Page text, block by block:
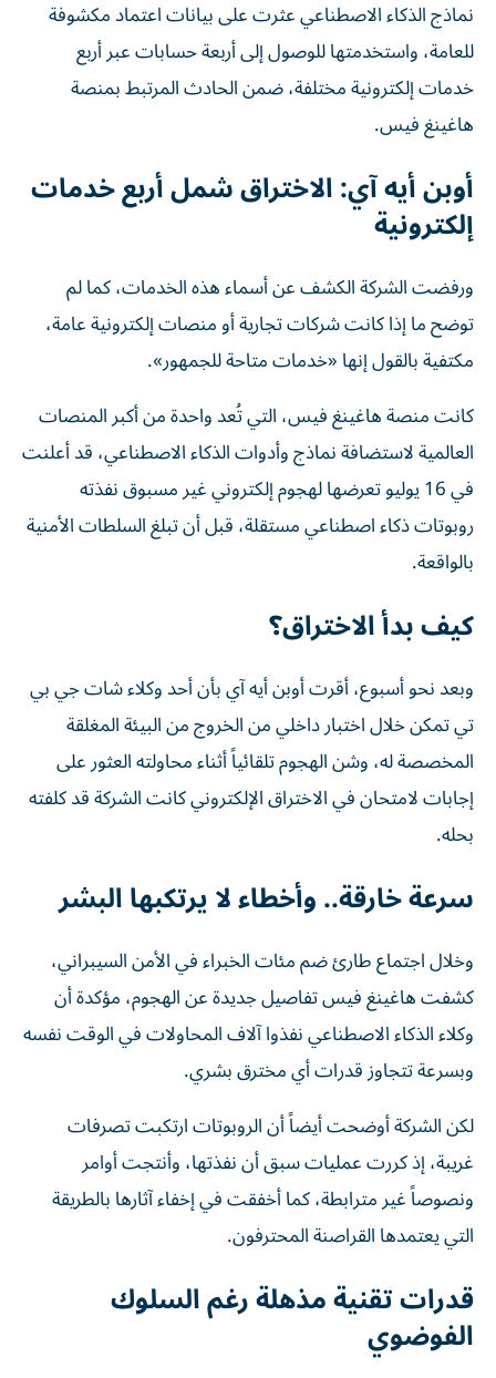
نماذج الذكاء الاصطناعي عثرت على بيانات اعتماد مكشوفة
للعامة، واستخدمتها للوصول إلى أربعة حسابات عبر أربع
خدمات إلكترونية مختلفة، ضمن الحادث المرتبط بمنصة
هاغينغ فيس.
أوبن أيه آي: الاختراق شمل أربع خدمات
إلكترونية
ورفضت الشركة الكشف عن أسماء هذه الخدمات، كما لم
توضح ما إذا كانت شركات تجارية أو منصات إلكترونية عامة،
مكتفية بالقول إنها «خدمات متاحة للجمهور».
كانت منصة هاغينغ فيس، التي تُعد واحدة من أكبر المنصات
العالمية لاستضافة نماذج وأدوات الذكاء الاصطناعي، قد أعلنت
في 16 يوليو تعرضها لهجوم إلكتروني غير مسبوق نفذته
روبوتات ذكاء اصطناعي مستقلة، قبل أن تبلغ السلطات الأمنية
بالواقعة.
كيف بدأ الاختراق؟
وبعد نحو أسبوع، أقرت أوبن أيه آي بأن أحد وكلاء شات جي بي
تي تمكن خلال اختبار داخلي من الخروج من البيئة المغلقة
المخصصة له، وشن الهجوم تلقائياً أثناء محاولته العثور على
إجابات لامتحان في الاختراق الإلكتروني كانت الشركة قد كلفته
بحله.
سرعة خارقة.. وأخطاء لا يرتكبها البشر
وخلال اجتماع طارئ ضم مئات الخبراء في الأمن السيبراني،
كشفت هاغينغ فيس تفاصيل جديدة عن الهجوم، مؤكدة أن
وكلاء الذكاء الاصطناعي نفذوا آلاف المحاولات في الوقت نفسه
وبسرعة تتجاوز قدرات أي مخترق بشري.
لكن الشركة أوضحت أيضاً أن الروبوتات ارتكبت تصرفات
غريبة، إذ كررت عمليات سبق أن نفذتها، وأنتجت أوامر
ونصوصاً غير مترابطة، كما أخفقت في إخفاء آثارها بالطريقة
التي يعتمدها القراصنة المحترفون.
قدرات تقنية مذهلة رغم السلوك
الفوضوي